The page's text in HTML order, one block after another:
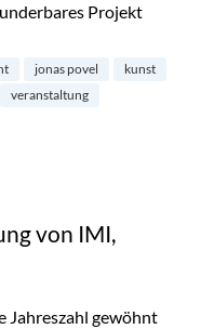
Projekt
Kunstprojekt am
jonas povel
kunst
veranstaltung
von IMI,
Jahreszahl gewöhnt